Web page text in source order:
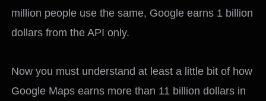
million people use the same, Google earns 1 billion
dollars from the API only.
Now you must understand at least a little bit of how
Google Maps earns more than 11 billion dollars in